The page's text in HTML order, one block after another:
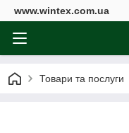
www.wintex.com.ua
Товари та послуги